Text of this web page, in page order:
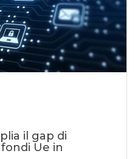
il gap di
Ue in